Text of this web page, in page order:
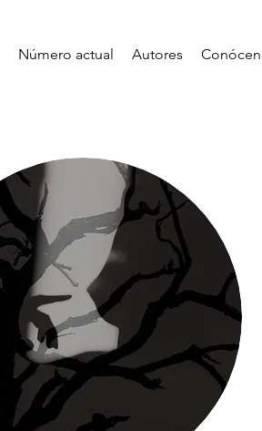
Número actual Autores